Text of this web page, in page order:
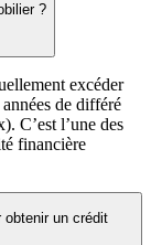
?
excéder
années de différé
C’est l’une des
financière
obtenir un crédit